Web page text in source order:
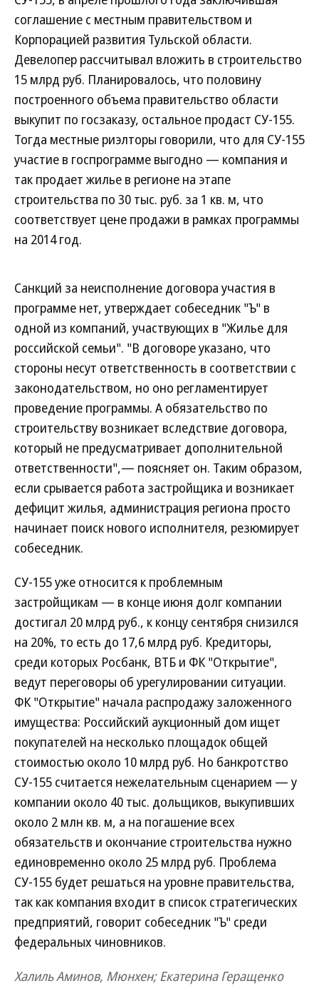
соглашение с местным правительством и
Корпорацией развития Тульской области.
Девелопер рассчитывал вложить в строительство
15 млрд руб. Планировалось, что половину
построенного объема правительство области
выкупит по госзаказу, остальное продаст СУ-155.
Тогда местные риэлторы говорили, что для СУ-155
участие в госпрограмме выгодно — компания и
так продает жилье в регионе на этапе
строительства по 30 тыс. руб. за 1 кв. м, что
соответствует цене продажи в рамках программы
на 2014 год.
Санкций за неисполнение договора участия в
программе нет, утверждает собеседник "Ъ" в
одной из компаний, участвующих в "Жилье для
российской семьи". "В договоре указано, что
стороны несут ответственность в соответствии с
законодательством, но оно регламентирует
проведение программы. А обязательство по
строительству возникает вследствие договора,
который не предусматривает дополнительной
ответственности",— поясняет он. Таким образом,
если срывается работа застройщика и возникает
дефицит жилья, администрация региона просто
начинает поиск нового исполнителя, резюмирует
собеседник.
СУ-155 уже относится к проблемным
застройщикам — в конце июня долг компании
достигал 20 млрд руб., к концу сентября снизился
на 20%, то есть до 17,6 млрд руб. Кредиторы,
среди которых Росбанк, ВТБ и ФК "Открытие",
ведут переговоры об урегулировании ситуации.
ФК "Открытие" начала распродажу заложенного
имущества: Российский аукционный дом ищет
покупателей на несколько площадок общей
стоимостью около 10 млрд руб. Но банкротство
СУ-155 считается нежелательным сценарием — у
компании около 40 тыс. дольщиков, выкупивших
около 2 млн кв. м, а на погашение всех
обязательств и окончание строительства нужно
единовременно около 25 млрд руб. Проблема
СУ-155 будет решаться на уровне правительства,
так как компания входит в список стратегических
предприятий, говорит собеседник "Ъ" среди
федеральных чиновников.
Халиль Аминов, Мюнхен; Екатерина Геращенко